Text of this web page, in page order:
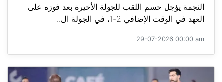
النجمة يؤجل حسم اللقب للجولة الأخيرة بعد فوزه على
العهد في الوقت الإضافي 2-1، في الجولة ال...
29-07-2026 00:00 am